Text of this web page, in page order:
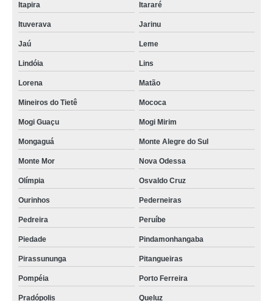
Itapira Itararé
Ituverava Jarinu
Jaú Leme
Lindóia Lins
Lorena Matão
Mineiros do Tietê Mococa
Mogi Guaçu Mogi Mirim
Mongaguá Monte Alegre do Sul
Monte Mor Nova Odessa
Olímpia Osvaldo Cruz
Ourinhos Pederneiras
Pedreira Peruíbe
Piedade Pindamonhangaba
Pirassununga Pitangueiras
Pompéia Porto Ferreira
Pradópolis Queluz